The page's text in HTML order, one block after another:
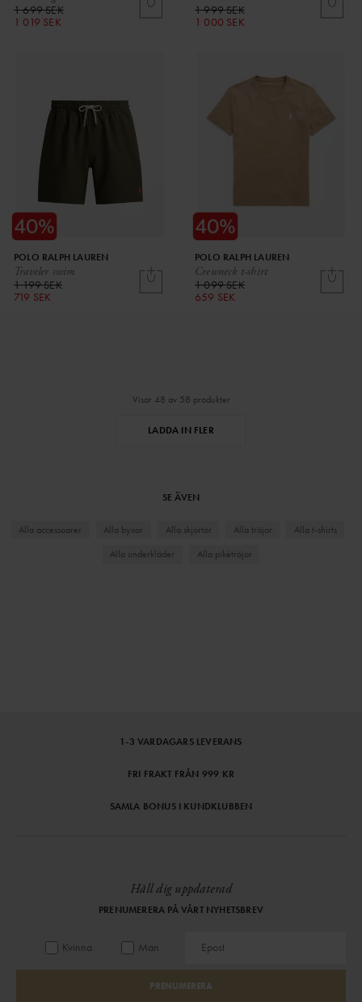
1 699 SEK
1 019 SEK
1 999 SEK
1 000 SEK
Traveler swim
POLO RALPH LAUREN
1 199 SEK
719 SEK
Crewneck t-shirt
POLO RALPH LAUREN
1 099 SEK
659 SEK
Visar 48 av 58 produkter
LADDA IN FLER
SE ÄVEN
Alla accessoarer Alla byxor Alla skjortor Alla tröjor
Alla t-shirts
Alla underkläder
Alla pikétröjor
1-3 VARDAGARS LEVERANS
FRI FRAKT FRÅN 999 KR
SAMLA BONUS I KUNDKLUBBEN
Håll dig uppdaterad
PRENUMERERA PÅ VÅRT NYHETSBREV
Kvinna Man
PRENUMERERA